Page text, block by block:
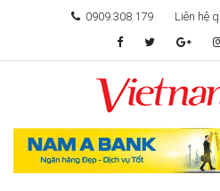
0909.308.179 Liên hệ
TÂM ĐIỂM ĐẦU TƯ
TÀI CHÍNH